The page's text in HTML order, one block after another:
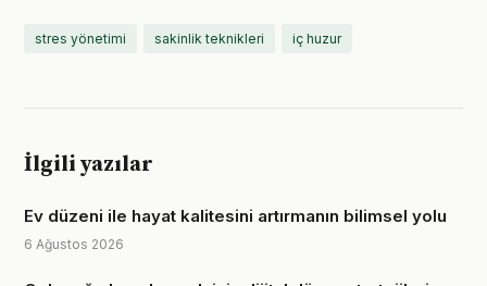
stres yönetimi sakinlik teknikleri iç huzur
İlgili yazılar
Ev düzeni ile hayat kalitesini artırmanın bilimsel yolu
6 Ağustos 2026